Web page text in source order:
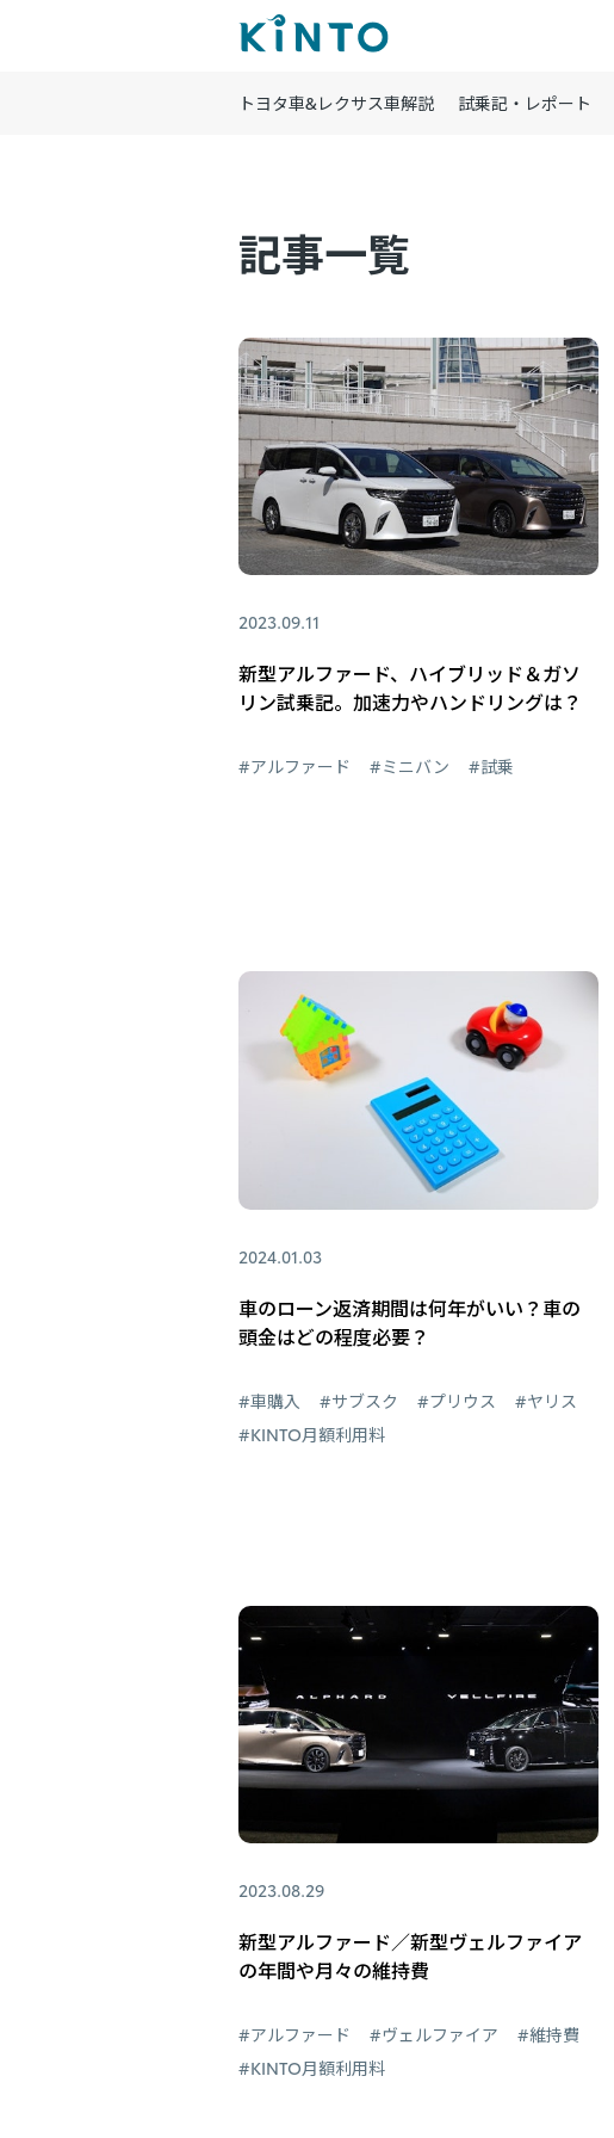
トヨタ車&レクサス車解説 試乗記・レポート
記事一覧
2023.09.11
新型アルファード、ハイブリッド＆ガソ
リン試乗記。加速力やハンドリングは？
#アルファード #ミニバン #試乗
2024.01.03
車のローン返済期間は何年がいい？車の
頭金はどの程度必要？
#車購入 #サブスク #プリウス
#ヤリス
#KINTO月額利用料
2023.08.29
新型アルファード／新型ヴェルファイア
の年間や月々の維持費
#アルファード #ヴェルファイア
#維持費
#KINTO月額利用料